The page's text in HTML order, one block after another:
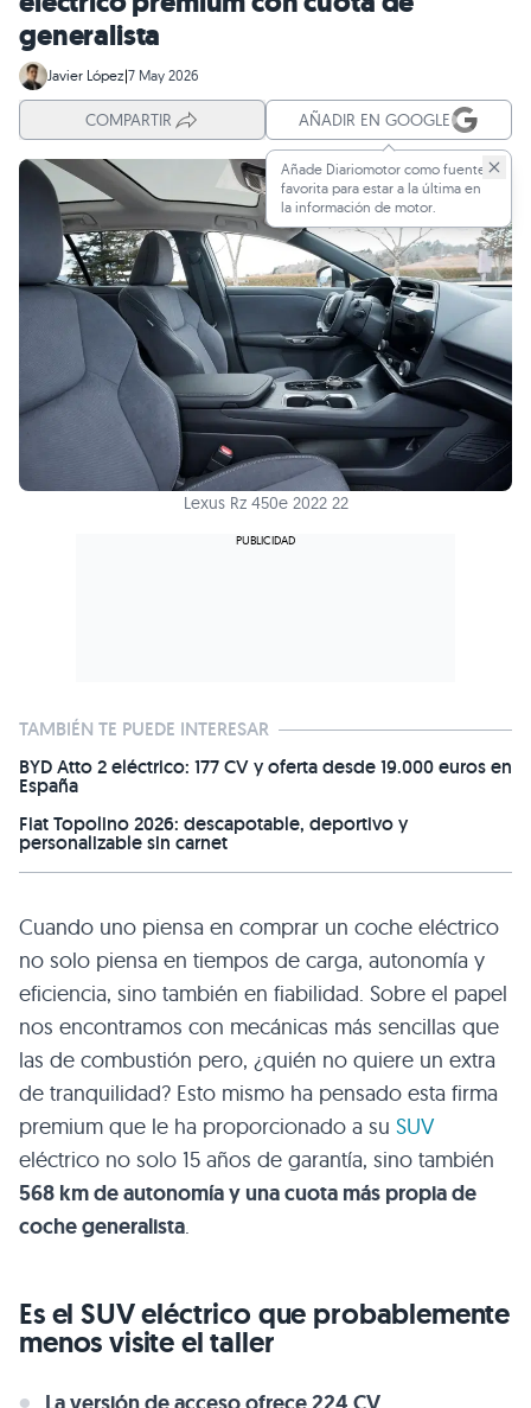
generalista
Javier López|7 May 2026
COMPARTIR AÑADIR EN GOOGLE
Añade Diariomotor como fuente
favorita para estar a la última en
la información de motor.
Lexus Rz 450e 2022 22
TAMBIÉN TE PUEDE INTERESAR
BYD Atto 2 eléctrico: 177 CV y oferta desde 19.000 euros en
España
Fiat Topolino 2026: descapotable, deportivo y
personalizable sin carnet
Cuando uno piensa en comprar un coche eléctrico
no solo piensa en tiempos de carga, autonomía y
eficiencia, sino también en fiabilidad. Sobre el papel
nos encontramos con mecánicas más sencillas que
las de combustión pero, ¿quién no quiere un extra
de tranquilidad? Esto mismo ha pensado esta firma
premium que le ha proporcionado a su SUV
eléctrico no solo 15 años de garantía, sino también
568 km de autonomía y una cuota más propia de
coche generalista.
Es el SUV eléctrico que probablemente
menos visite el taller